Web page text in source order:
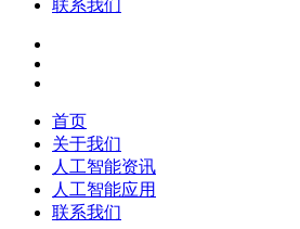
联系我们
首页
关于我们
人工智能资讯
人工智能应用
联系我们